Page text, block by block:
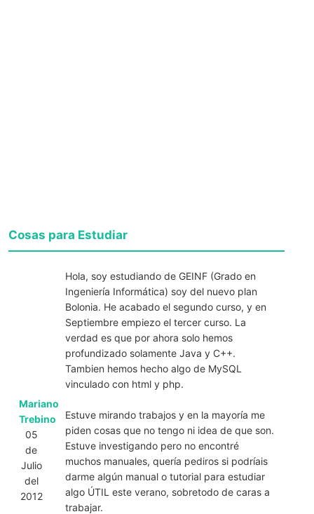
Cosas para Estudiar
Mariano
Trebino
05
de
Julio
del
2012
Hola, soy estudiando de GEINF (Grado en
Ingeniería Informática) soy del nuevo plan
Bolonia. He acabado el segundo curso, y en
Septiembre empiezo el tercer curso. La
verdad es que por ahora solo hemos
profundizado solamente Java y C++.
Tambien hemos hecho algo de MySQL
vinculado con html y php.
Estuve mirando trabajos y en la mayoría me
piden cosas que no tengo ni idea de que son.
Estuve investigando pero no encontré
muchos manuales, quería pediros si podríais
darme algún manual o tutorial para estudiar
algo ÚTIL este verano, sobretodo de caras a
trabajar.